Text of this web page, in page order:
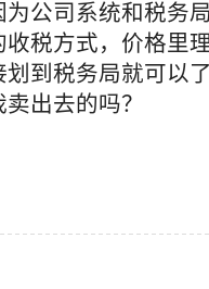
公司系统和税务
税方式，价格里
到税务局就可以
出去的吗？